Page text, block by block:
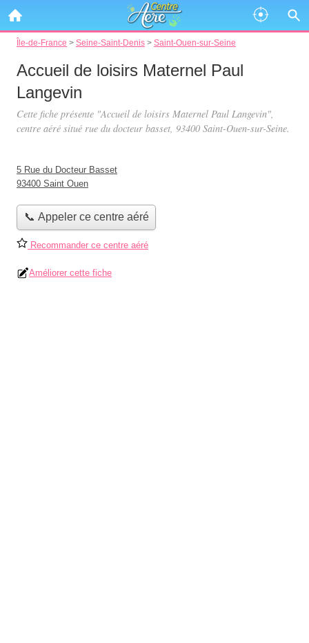
Île-de-France > Seine-Saint-Denis > Saint-Ouen-sur-Seine
Accueil de loisirs Maternel Paul
Langevin
Cette fiche présente "Accueil de loisirs Maternel Paul Langevin",
centre aéré situé rue du docteur basset, 93400 Saint-Ouen-sur-Seine.
5 Rue du Docteur Basset
93400 Saint Ouen
📞 Appeler ce centre aéré
Recommander ce centre aéré
Améliorer cette fiche